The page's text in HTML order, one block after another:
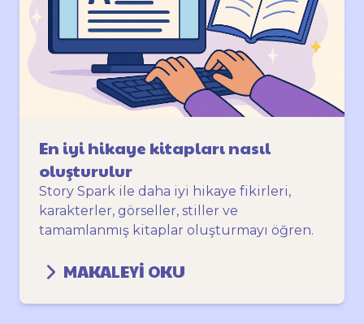
En iyi hikaye kitapları nasıl
oluşturulur
Story Spark ile daha iyi hikaye fikirleri,
karakterler, görseller, stiller ve
tamamlanmış kitaplar oluşturmayı öğren.
MAKALEYI OKU